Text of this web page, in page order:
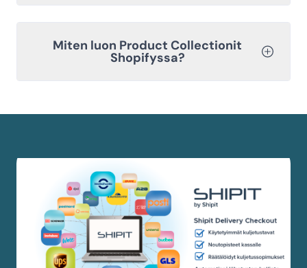
Miten luon Product Collectionit
Shopifyssa?